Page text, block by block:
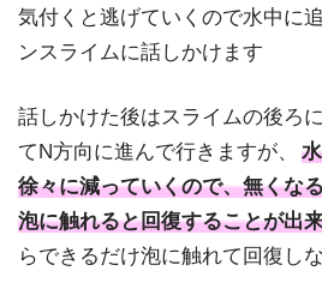
気付くと逃げていくので水中に
ンスライムに話しかけます
話しかけた後はスライムの後ろ
てN方向に進んで行きますが、
徐々に減っていくので、無くな
泡に触れると回復することが出
らできるだけ泡に触れて回復し